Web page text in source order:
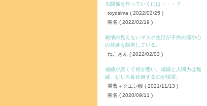
る関係を作っていくには・・・？
toyosima ( 2022/02/25 )
匿名 ( 2022/02/19 )
表情の見えないマスク生活が子供の脳や心
の発達を阻害している。
ねこさん ( 2022/02/03 )
成績が悪くて何が悪い。成績と人間力は無
縁、むしろ反比例するのが現実。
重曹＋クエン酸 ( 2021/11/13 )
匿名 ( 2020/09/11 )